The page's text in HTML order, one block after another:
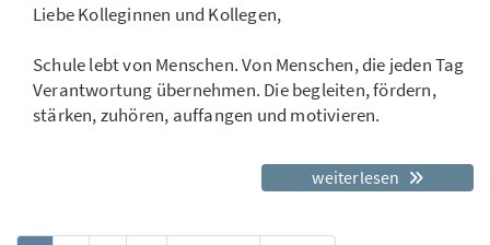
Liebe Kolleginnen und Kollegen,
Schule lebt von Menschen. Von Menschen, die jeden Tag
Verantwortung übernehmen. Die begleiten, fördern,
stärken, zuhören, auffangen und motivieren.
weiterlesen